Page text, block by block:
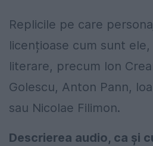
Replicile pe care
licențioase cum sunt
literare, precum Ion
Golescu, Anton Pann,
sau Nicolae Filimon.
Descrierea audio, ca și